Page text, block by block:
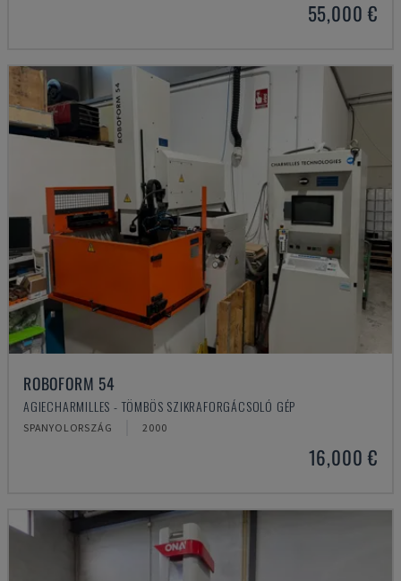
55,000 €
ROBOFORM 54
AGIECHARMILLES - TÖMBÖS SZIKRAFORGÁCSOLÓ GÉP
SPANYOLORSZÁG 2000
16,000 €